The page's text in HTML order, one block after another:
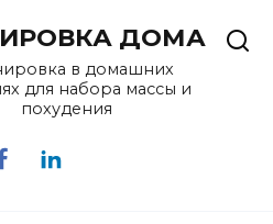
ДОМА
в домашних
для набора массы и
похудения